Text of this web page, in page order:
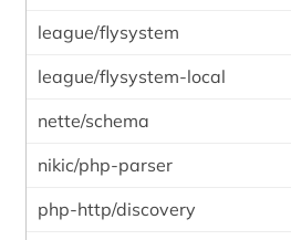
league/flysystem
league/flysystem-local
nette/schema
nikic/php-parser
php-http/discovery